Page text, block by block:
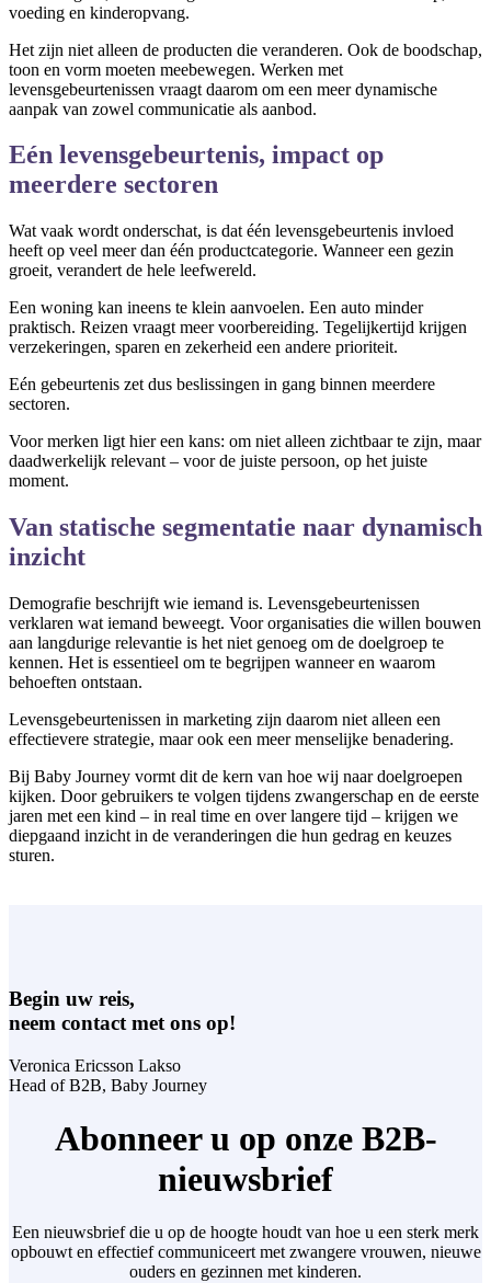
voeding en kinderopvang.
Het zijn niet alleen de producten die veranderen. Ook de boodschap,
toon en vorm moeten meebewegen. Werken met
levensgebeurtenissen vraagt daarom om een meer dynamische
aanpak van zowel communicatie als aanbod.
Eén levensgebeurtenis, impact op
meerdere sectoren
Wat vaak wordt onderschat, is dat één levensgebeurtenis invloed
heeft op veel meer dan één productcategorie. Wanneer een gezin
groeit, verandert de hele leefwereld.
Een woning kan ineens te klein aanvoelen. Een auto minder
praktisch. Reizen vraagt meer voorbereiding. Tegelijkertijd krijgen
verzekeringen, sparen en zekerheid een andere prioriteit.
Eén gebeurtenis zet dus beslissingen in gang binnen meerdere
sectoren.
Voor merken ligt hier een kans: om niet alleen zichtbaar te zijn, maar
daadwerkelijk relevant – voor de juiste persoon, op het juiste
moment.
Van statische segmentatie naar dynamisch
inzicht
Demografie beschrijft wie iemand is. Levensgebeurtenissen
verklaren wat iemand beweegt. Voor organisaties die willen bouwen
aan langdurige relevantie is het niet genoeg om de doelgroep te
kennen. Het is essentieel om te begrijpen wanneer en waarom
behoeften ontstaan.
Levensgebeurtenissen in marketing zijn daarom niet alleen een
effectievere strategie, maar ook een meer menselijke benadering.
Bij Baby Journey vormt dit de kern van hoe wij naar doelgroepen
kijken. Door gebruikers te volgen tijdens zwangerschap en de eerste
jaren met een kind – in real time en over langere tijd – krijgen we
diepgaand inzicht in de veranderingen die hun gedrag en keuzes
sturen.
Begin uw reis,
neem contact met ons op!
Veronica Ericsson Lakso
Head of B2B, Baby Journey
Abonneer u op onze B2B-
nieuwsbrief
Een nieuwsbrief die u op de hoogte houdt van hoe u een sterk merk
opbouwt en effectief communiceert met zwangere vrouwen, nieuwe
ouders en gezinnen met kinderen.